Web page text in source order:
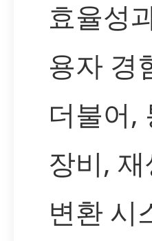
효율성
용자 경
더불어,
장비,
변환 시